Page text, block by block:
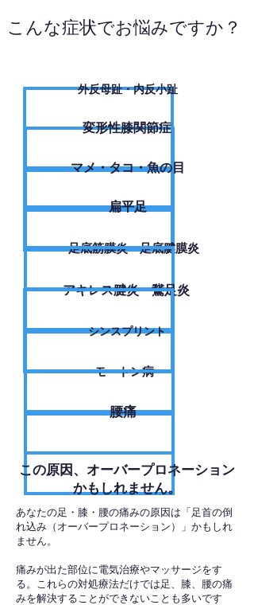
こんな症状でお悩みですか？
外反母趾・内反小趾
変形性膝関節症
​マメ・タコ・魚の目
扁平足
足底筋膜炎・足底腱膜炎
アキレス腱炎・鵞足炎
シンスプリント
モートン病
腰痛
​この原因、オーバープロネーション
かもしれません。
あなたの足・膝・腰の痛みの原因は「足首の倒
れ込み（オーバープロネーション）」かもしれ
ません。
痛みが出た部位に電気治療やマッサージをす
る。これらの対処療法だけでは足、膝、腰の痛
みを解決することができないことも多いです